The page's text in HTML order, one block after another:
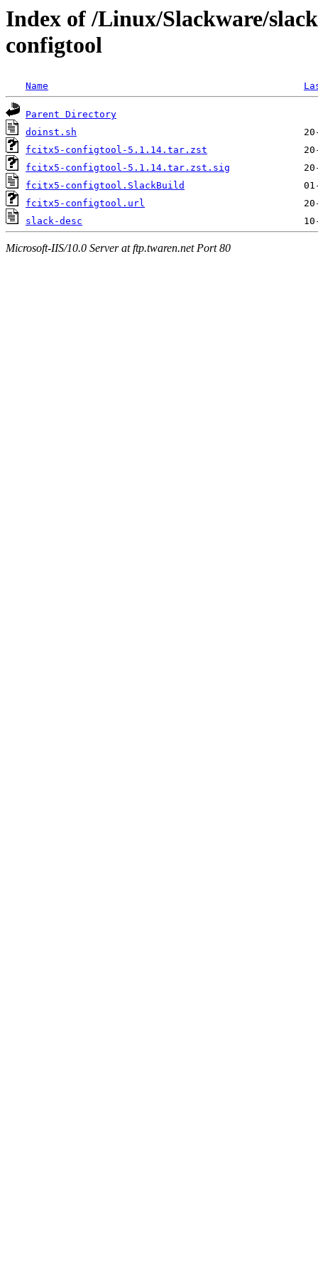
Index of /Linux/Slackware/
configtool
Name
Parent Directory
doinst.sh
fcitx5-configtool-5.1.14.tar.zst
fcitx5-configtool-5.1.14.tar.zst.sig
fcitx5-configtool.SlackBuild
fcitx5-configtool.url
slack-desc
Microsoft-IIS/10.0 Server at ftp.twaren.net Port 80